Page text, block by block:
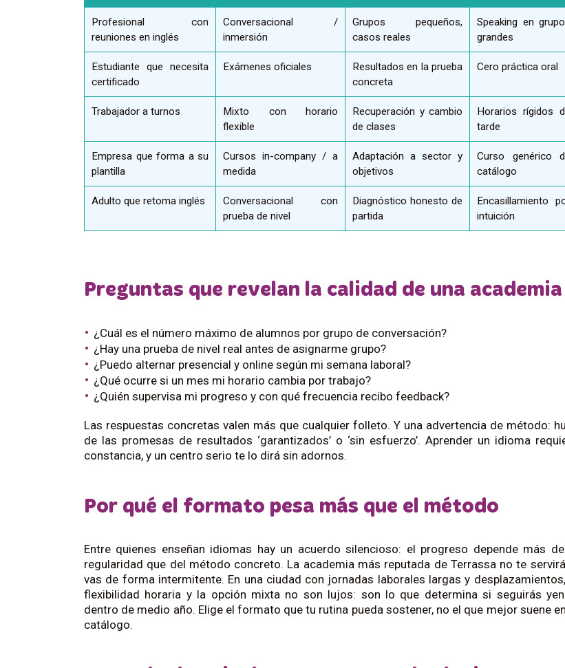
Profesional con
reuniones en inglés
Conversacional /
inmersión
Grupos pequeños,
casos reales
Speaking en
grandes
Estudiante que necesita
certificado
Exámenes oficiales
Resultados en la prueba
concreta
Cero práctica oral
Trabajador a turnos
Mixto con horario
flexible
Recuperación y cambio
de clases
Horarios rígidos
tarde
Empresa que forma a su
plantilla
Cursos in-company / a
medida
Adaptación a sector y
objetivos
Curso genérico
catálogo
Adulto que retoma inglés
Conversacional con
prueba de nivel
Diagnóstico honesto de
partida
Encasillamiento
intuición
Preguntas que revelan la calidad de una academia
¿Cuál es el número máximo de alumnos por grupo de conversación?
¿Hay una prueba de nivel real antes de asignarme grupo?
¿Puedo alternar presencial y online según mi semana laboral?
¿Qué ocurre si un mes mi horario cambia por trabajo?
¿Quién supervisa mi progreso y con qué frecuencia recibo feedback?
Las respuestas concretas valen más que cualquier folleto. Y una advertencia de método:
de las promesas de resultados ‘garantizados’ o ‘sin esfuerzo’. Aprender un idioma
constancia, y un centro serio te lo dirá sin adornos.
Por qué el formato pesa más que el método
Entre quienes enseñan idiomas hay un acuerdo silencioso: el progreso depende más
regularidad que del método concreto. La academia más reputada de Terrassa no te
vas de forma intermitente. En una ciudad con jornadas laborales largas y
flexibilidad horaria y la opción mixta no son lujos: son lo que determina si seguirás
dentro de medio año. Elige el formato que tu rutina pueda sostener, no el que mejor suene
catálogo.